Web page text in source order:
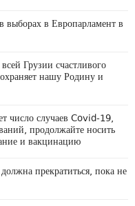
в Европарламент в
Грузии счастливого
нашу Родину и
число случаев Covid-19,
продолжайте носить
и вакцинацию
прекратиться, пока не